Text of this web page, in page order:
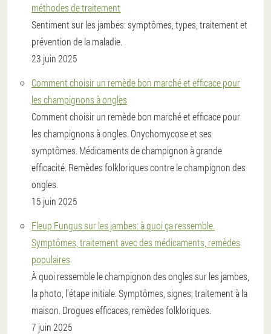
méthodes de traitement
Sentiment sur les jambes: symptômes, types, traitement et
prévention de la maladie.
23 juin 2025
Comment choisir un remède bon marché et efficace pour
les champignons à ongles
Comment choisir un remède bon marché et efficace pour
les champignons à ongles. Onychomycose et ses
symptômes. Médicaments de champignon à grande
efficacité. Remèdes folkloriques contre le champignon des
ongles.
15 juin 2025
Fleup Fungus sur les jambes: à quoi ça ressemble.
Symptômes, traitement avec des médicaments, remèdes
populaires
À quoi ressemble le champignon des ongles sur les jambes,
la photo, l'étape initiale. Symptômes, signes, traitement à la
maison. Drogues efficaces, remèdes folkloriques.
7 juin 2025